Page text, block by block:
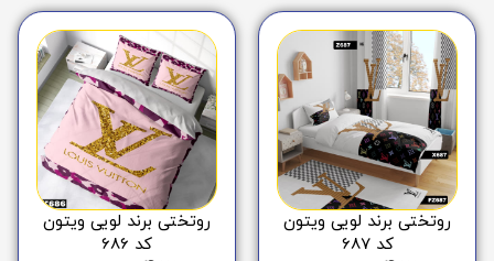
روتختی برند لویی ویتون
کد 687
روتختی برند لویی ویتون
کد 686